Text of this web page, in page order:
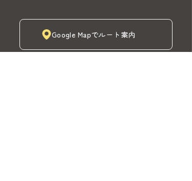
Google Mapでルート案内